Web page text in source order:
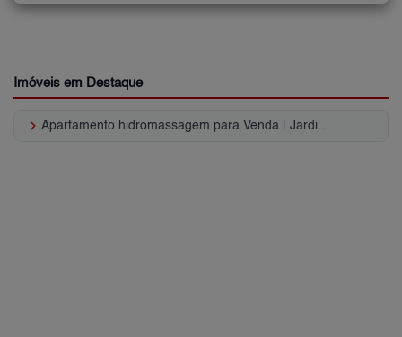
Imóveis em Destaque
keyboard_arrow_right Apartamento hidromassagem para Venda | Jardim Piqueroby